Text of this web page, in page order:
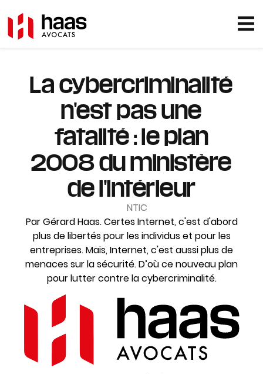
La cybercriminalité
n'est pas une
fatalité : le plan
2008 du ministère
de l'Intérieur
NTIC
Par Gérard Haas. Certes Internet, c'est d'abord
plus de libertés pour les individus et pour les
entreprises. Mais, Internet, c'est aussi plus de
menaces sur la sécurité. D’où ce nouveau plan
pour lutter contre la cybercriminalité.